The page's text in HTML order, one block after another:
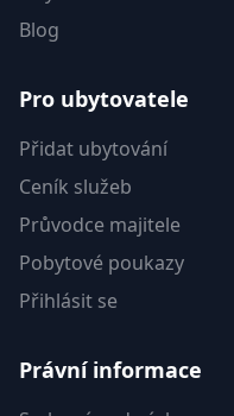
Blog
Pro ubytovatele
Přidat ubytování
Ceník služeb
Průvodce majitele
Pobytové poukazy
Přihlásit se
Právní informace